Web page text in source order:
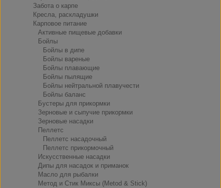
Забота о карпе
Кресла, раскладушки
Карповое питание
Активные пищевые добавки
Бойлы
Бойлы в дипе
Бойлы вареные
Бойлы плавающие
Бойлы пылящие
Бойлы нейтральной плавучести
Бойлы баланс
Бустеры для прикормки
Зерновые и сыпучие прикормки
Зерновые насадки
Пеллетс
Пеллетс насадочный
Пеллетс прикормочный
Искусственные насадки
Дипы для насадок и приманок
Масло для рыбалки
Метод и Стик Миксы (Metod & Stick)